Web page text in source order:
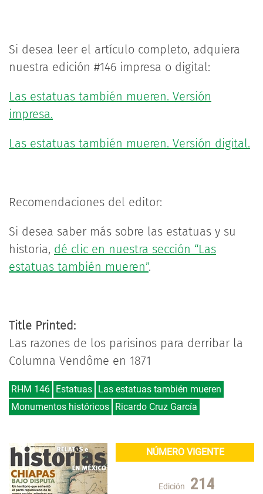
Si desea leer el artículo completo, adquiera
nuestra edición #146 impresa o digital:
Las estatuas también mueren. Versión
impresa.
Las estatuas también mueren. Versión digital.
Recomendaciones del editor:
Si desea saber más sobre las estatuas y su
historia, dé clic en nuestra sección “Las
estatuas también mueren”.
Title Printed:
Las razones de los parisinos para derribar la
Columna Vendôme en 1871
RHM 146 Estatuas Las estatuas también mueren
Monumentos históricos Ricardo Cruz García
NÚMERO VIGENTE
Edición 214